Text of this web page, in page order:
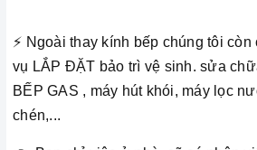
⚡️ Ngoài thay kính bếp chúng tôi
vụ LẮP ĐẶT bảo trì vệ sinh. sửa
BẾP GAS , máy hút khói, máy lọc
chén,...